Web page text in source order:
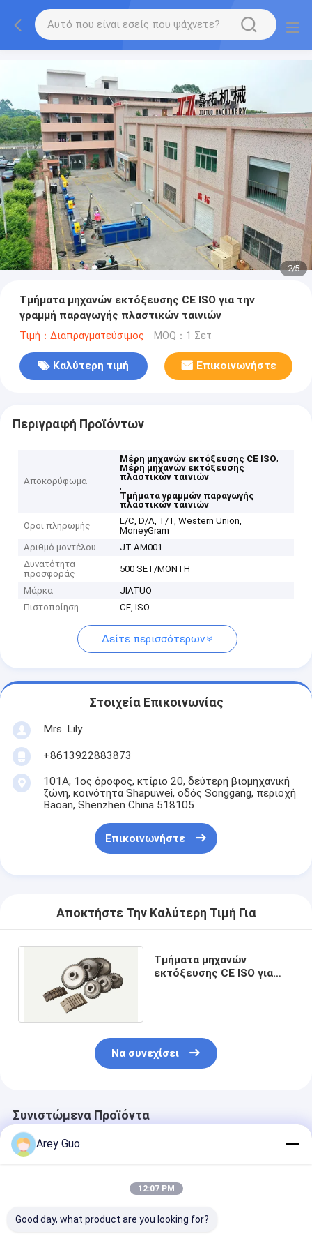
2/5
Τμήματα μηχανών εκτόξευσης CE ISO για την
γραμμή παραγωγής πλαστικών ταινιών
Τιμή：Διαπραγματεύσιμος MOQ：1 Σετ
Καλύτερη τιμή Επικοινωνήστε
Περιγραφή Προϊόντων
Αποκορύφωμα
Μέρη μηχανών εκτόξευσης CE ISO,
Μέρη μηχανών εκτόξευσης
πλαστικών ταινιών
,
Τμήματα γραμμών παραγωγής
πλαστικών ταινιών
Όροι πληρωμής
L/C, D/A, T/T, Western Union,
MoneyGram
Αριθμό μοντέλου
JT-AM001
Δυνατότητα
προσφοράς
500 SET/MONTH
Μάρκα
JIATUO
Πιστοποίηση
CE, ISO
Δείτε περισσότερων
Στοιχεία Επικοινωνίας
Mrs. Lily
+8613922883873
101Α, 1ος όροφος, κτίριο 20, δεύτερη βιομηχανική
ζώνη, κοινότητα Shapuwei, οδός Songgang, περιοχή
Baoan, Shenzhen China 518105
Επικοινωνήστε
Αποκτήστε Την Καλύτερη Τιμή Για
Τμήματα μηχανών
εκτόξευσης CE ISO για
Να συνεχίσει
Συνιστώμενα Προϊόντα
Arey Guo
12:07 PM
Good day, what product are you looking for?